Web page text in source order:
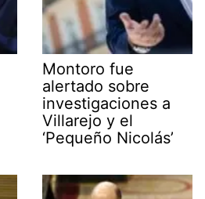
Montoro fue
alertado sobre
investigaciones a
Villarejo y el
‘Pequeño Nicolás’